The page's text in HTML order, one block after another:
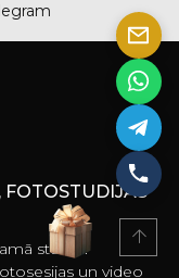
studija.
un video